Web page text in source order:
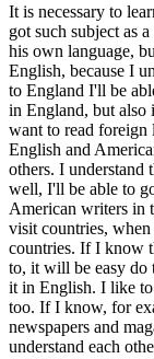
It is necessary to
got such subject as
his own language,
English, because I
to England I'll be
in England, but also
want to read
English and
others. I
well, I'll be able to
American writers in
visit countries,
countries. If I know
to, it will be easy do
it in English. I like to
too. If I know, for
newspapers and
understand each